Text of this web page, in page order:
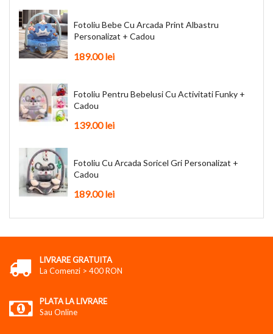
Fotoliu Bebe Cu Arcada Print Albastru
Personalizat + Cadou
189.00lei
Fotoliu Pentru Bebelusi Cu Activitati Funky +
Cadou
139.00lei
Fotoliu Cu Arcada Soricel Gri Personalizat +
Cadou
189.00lei
LIVRARE GRATUITA
La Comenzi > 400 RON
PLATA LA LIVRARE
Sau Online